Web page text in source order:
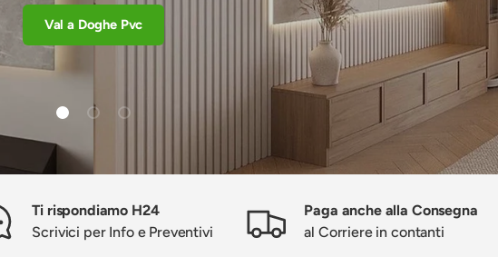
Val a Doghe Pvc
Carica slide 1 di 3
Carica slide 2 di 3
Carica slide 3 di 3
Ti rispondiamo H24
Scrivici per Info e Preventivi
Paga anche alla Consegna
al Corriere in contanti